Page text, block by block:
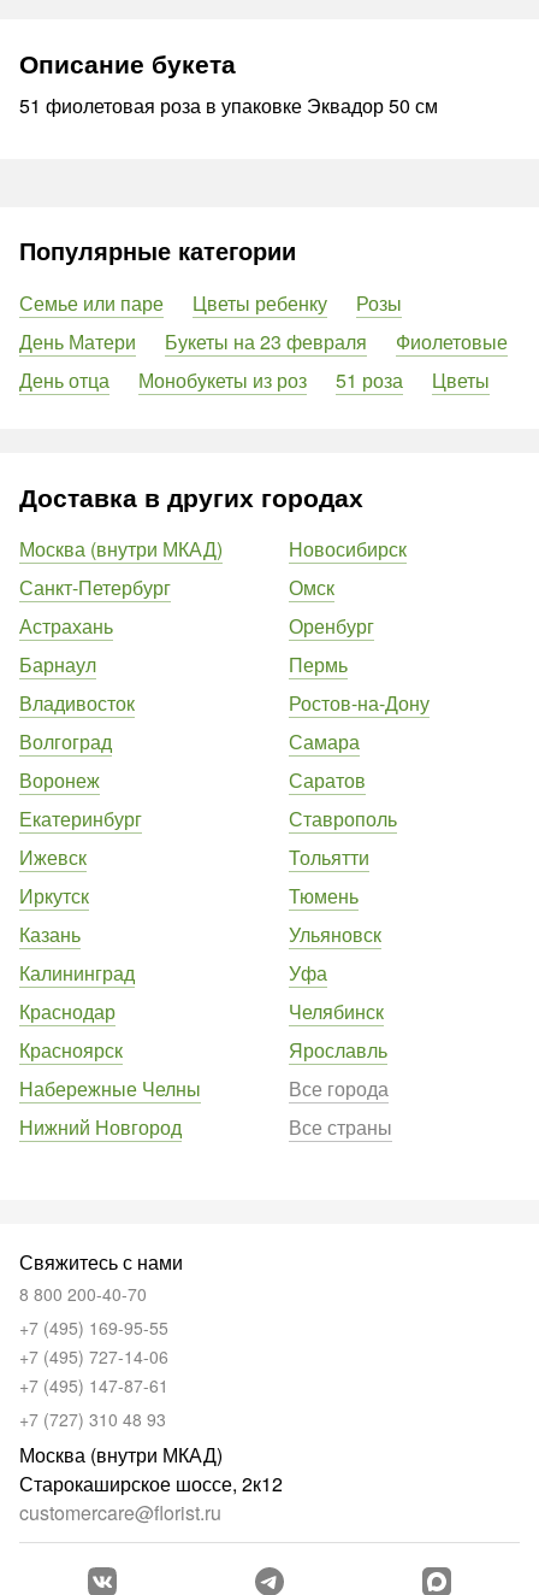
Описание букета
51 фиолетовая роза в упаковке Эквадор 50 см
Популярные категории
Семье или паре Цветы ребенку
Розы
День Матери
Букеты на 23 февраля
Фиолетовые
День отца
Монобукеты из роз 51 роза Цветы
Доставка в других городах
Москва (внутри МКАД)
Санкт-Петербург
Астрахань
Барнаул
Владивосток
Волгоград
Воронеж
Екатеринбург
Ижевск
Иркутск
Казань
Калининград
Краснодар
Красноярск
Набережные Челны
Нижний Новгород
Новосибирск
Омск
Оренбург
Пермь
Ростов-на-Дону
Самара
Саратов
Ставрополь
Тольятти
Тюмень
Ульяновск
Уфа
Челябинск
Ярославль
Все города
Все страны
Свяжитесь с нами
8 800 200-40-70
+7 (495) 169-95-55
+7 (495) 727-14-06
+7 (495) 147-87-61
+7 (727) 310 48 93
Москва (внутри МКАД)
Старокаширское шоссе, 2к12
customercare@florist.ru